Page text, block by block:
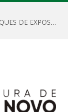
CONTRATOS DE CESSÃO DE USO DO PARQUES DE EXPOSIÇÕES “ORESTES BELIQUE”